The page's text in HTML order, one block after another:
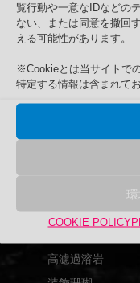
覧行動や一意なIDなどの
ない、または同意を撤回
える可能性があります。
※Cookieとは当サイトで
特定する情報は含まれて
COOKIE POLICY
高濾過溶岩L黒系
Search
索
対
象:
商品カテゴリー
UPCYCLE
アクリル水槽
高濾過溶岩